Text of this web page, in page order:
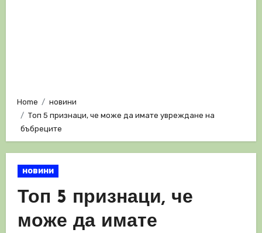
Home
новини
Топ 5 признаци, че може да имате увреждане на
бъбреците
новини
Топ 5 признаци, че
може да имате